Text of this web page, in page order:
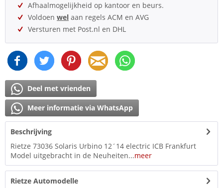
Afhaalmogelijkheid op kantoor en beurs.
Voldoen wel aan regels ACM en AVG
Versturen met Post.nl en DHL
Deel met vrienden
Meer informatie via WhatsApp
Beschrijving
Rietze 73036 Solaris Urbino 12´14 electric ICB Frankfurt
Model uitgebracht in de Neuheiten...meer
Rietze Automodelle